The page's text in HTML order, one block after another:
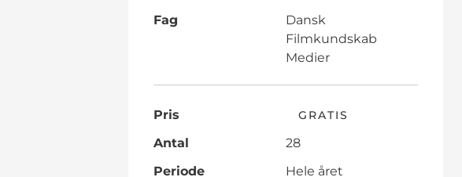
Fag
Dansk
Filmkundskab
Medier
Pris GRATIS
Antal
28
Periode
Hele året